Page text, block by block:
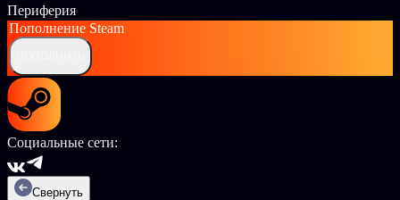
Периферия
Пополнение Steam
Социальные сети:
Свернуть